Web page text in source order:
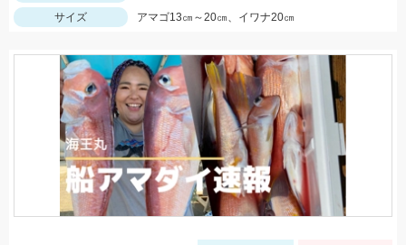
サイズ
アマゴ13㎝～20㎝、イワナ20㎝